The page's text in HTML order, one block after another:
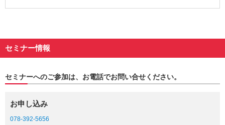
セミナー情報
セミナーへのご参加は、お電話でお問い合せください。
お申し込み
078-392-5656